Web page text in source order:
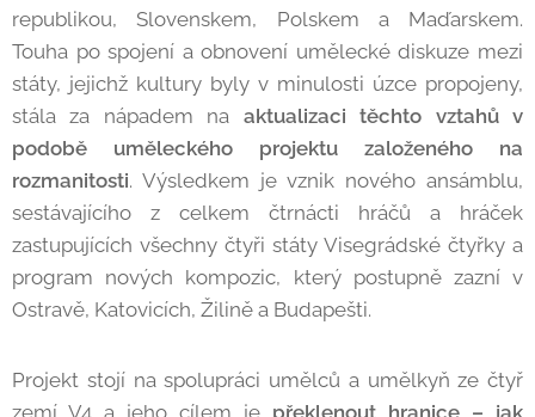
republikou, Slovenskem, Polskem a Maďarskem.
Touha po spojení a obnovení umělecké diskuze mezi
státy, jejichž kultury byly v minulosti úzce propojeny,
stála za nápadem na aktualizaci těchto vztahů v
podobě uměleckého projektu založeného na
rozmanitosti. Výsledkem je vznik nového ansámblu,
sestávajícího z celkem čtrnácti hráčů a hráček
zastupujících všechny čtyři státy Visegrádské čtyřky a
program nových kompozic, který postupně zazní v
Ostravě, Katovicích, Žilině a Budapešti.
Projekt stojí na spolupráci umělců a umělkyň ze čtyř
zemí V4 a jeho cílem je překlenout hranice – jak